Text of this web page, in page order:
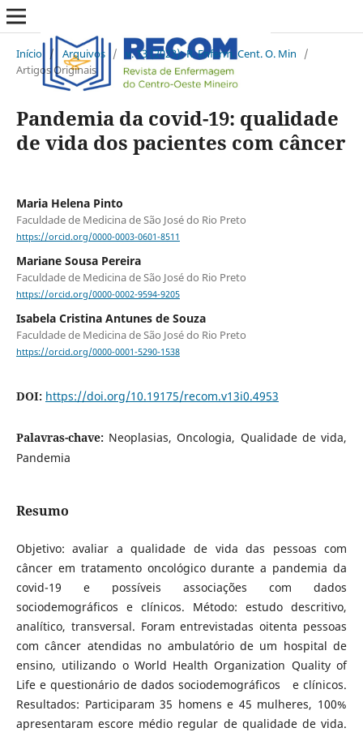
Início / Arquivos / v. 13 (2023): R. Enferm. Cent. O. Min
/
Artigos Originais
Pandemia da covid-19: qualidade
de vida dos pacientes com câncer
Maria Helena Pinto
Faculdade de Medicina de São José do Rio Preto
https://orcid.org/0000-0003-0601-8511
Mariane Sousa Pereira
Faculdade de Medicina de São José do Rio Preto
https://orcid.org/0000-0002-9594-9205
Isabela Cristina Antunes de Souza
Faculdade de Medicina de São José do Rio Preto
https://orcid.org/0000-0001-5290-1538
DOI: https://doi.org/10.19175/recom.v13i0.4953
Palavras-chave: Neoplasias, Oncologia, Qualidade de vida,
Pandemia
Resumo
Objetivo: avaliar a qualidade de vida das pessoas com
câncer em tratamento oncológico durante a pandemia da
covid-19 e possíveis associações com dados
sociodemográficos e clínicos. Método: estudo descritivo,
analítico, transversal. Foram entrevistadas oitenta pessoas
com câncer atendidas no ambulatório de um hospital de
ensino, utilizando o World Health Organization Quality of
Life e questionário de dados sociodemográficos e clínicos.
Resultados: Participaram 35 homens e 45 mulheres, 100%
apresentaram escore médio regular de qualidade de vida.